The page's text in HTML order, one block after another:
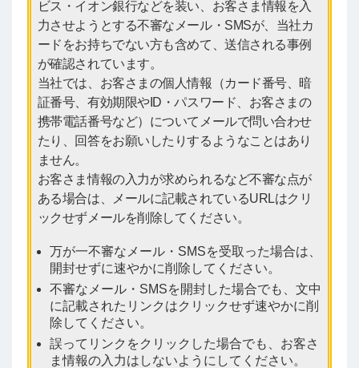
ビス・イオン銀行などを装い、お客さま情報を入
力させようとする不審なメール・SMSが、当社カ
ードをお持ちでない方も含めて、送信される事例
が確認されています。
当社では、お客さまの個人情報（カード番号、暗
証番号、有効期限やID・パスワード、お客さまの
携帯電話番号など）についてメールで問い合わせ
たり、回答をお願いしたりするようなことはあり
ません。
お客さま情報の入力が求められるなど不審な点が
ある場合は、メールに記載されているURLはクリ
ックせずメールを削除してください。
万が一不審なメール・SMSを受取った場合は、
開封せずに速やかに削除してください。
不審なメール・SMSを開封した場合でも、文中
に記載されたリンクはクリックせず速やかに削
除してください。
誤ってリンクをクリックした場合でも、お客さ
ま情報の入力はしないようにしてください。